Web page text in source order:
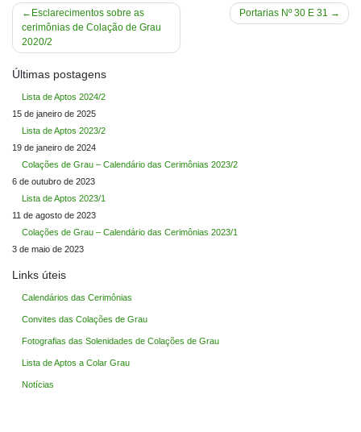
Navegação
de
Post
Esclarecimentos sobre as
cerimônias de Colação de Grau
2020/2
Portarias Nº 30 E 31
Últimas postagens
Lista de Aptos 2024/2
15 de janeiro de 2025
Lista de Aptos 2023/2
19 de janeiro de 2024
Colações de Grau – Calendário das Cerimônias 2023/2
6 de outubro de 2023
Lista de Aptos 2023/1
11 de agosto de 2023
Colações de Grau – Calendário das Cerimônias 2023/1
3 de maio de 2023
Links úteis
Calendários das Cerimônias
Convites das Colações de Grau
Fotografias das Solenidades de Colações de Grau
Lista de Aptos a Colar Grau
Notícias